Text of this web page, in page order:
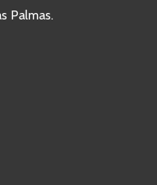
Palmas.